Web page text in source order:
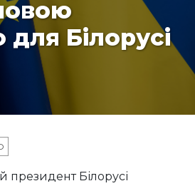
Білорусі
Білорусі